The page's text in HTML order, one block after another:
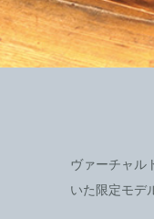
ヴァーチャル
いた限定モデ